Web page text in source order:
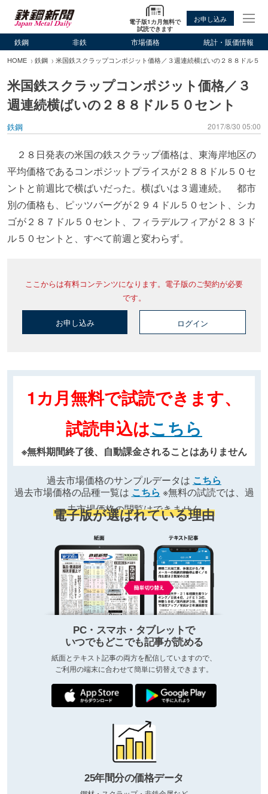
電子版1カ月無料で
試読できます
お申し込み
鉄鋼 非鉄 市場価格 統計・販価情報
HOME 鉄鋼 米国鉄スクラップコンポジット価格／３週連続横ばいの２８８ドル５
米国鉄スクラップコンポジット価格／３
週連続横ばいの２８８ドル５０セント
鉄鋼 2017/8/30 05:00
２８日発表の米国の鉄スクラップ価格は、東海岸地区の
平均価格であるコンポジットプライスが２８８ドル５０セ
ントと前週比で横ばいだった。横ばいは３週連続。 都市
別の価格も、ピッツバーグが２９４ドル５０セント、シカ
ゴが２８７ドル５０セント、フィラデルフィアが２８３ド
ル５０セントと、すべて前週と変わらず。
ここからは有料コンテンツになります。電子版のご契約が必要
です。
お申し込み ログイン
1カ月無料で試読できます、
試読申込はこちら
※無料期間終了後、自動課金されることはありません
過去市場価格のサンプルデータは こちら
過去市場価格の品種一覧は こちら ※無料の試読では、過
去市場価格の閲覧はできません
電子版が選ばれている理由
PC・スマホ・タブレットで
いつでもどこでも記事が読める
紙面とテキスト記事の両方を配信していますので、
ご利用の端末に合わせて簡単に切替えできます。
25年間分の価格データ